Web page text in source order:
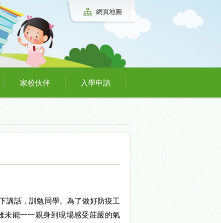
網頁地圖
家校伙伴 入學申請
講話，訓勉同學。為了做好防疫工
未能一一親身到現場感受莊嚴的氣